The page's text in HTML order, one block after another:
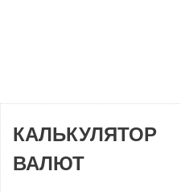
КАЛЬКУЛЯТОР
ВАЛЮТ